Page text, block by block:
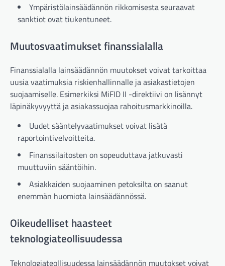
Ympäristölainsäädännön rikkomisesta seuraavat
sanktiot ovat tiukentuneet.
Muutosvaatimukset finanssialalla
Finanssialalla lainsäädännön muutokset voivat tarkoittaa
uusia vaatimuksia riskienhallinnalle ja asiakastietojen
suojaamiselle. Esimerkiksi MiFID II -direktiivi on lisännyt
läpinäkyvyyttä ja asiakassuojaa rahoitusmarkkinoilla.
Uudet sääntelyvaatimukset voivat lisätä
raportointivelvoitteita.
Finanssilaitosten on sopeuduttava jatkuvasti
muuttuviin sääntöihin.
Asiakkaiden suojaaminen petoksilta on saanut
enemmän huomiota lainsäädännössä.
Oikeudelliset haasteet
teknologiateollisuudessa
Teknologiateollisuudessa lainsäädännön muutokset voivat